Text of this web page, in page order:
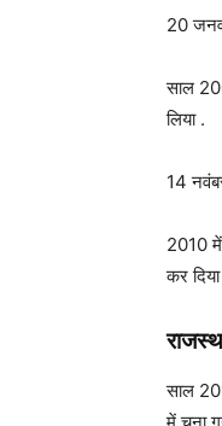
20
साल
लिया .
14
2010 में
कर
साल